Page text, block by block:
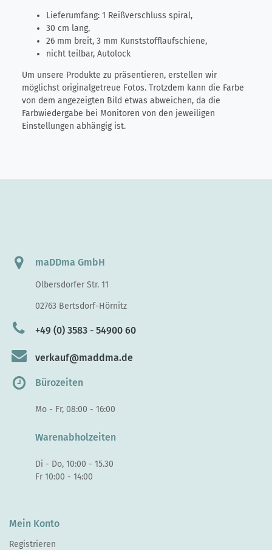
Lieferumfang: 1 Reißverschluss spiral,
30 cm lang,
26 mm breit, 3 mm Kunststofflaufschiene,
nicht teilbar, Autolock
Um unsere Produkte zu präsentieren, erstellen wir
möglichst originalgetreue Fotos. Trotzdem kann die Farbe
von dem angezeigten Bild etwas abweichen, da die
Farbwiedergabe bei Monitoren von den jeweiligen
Einstellungen abhängig ist.
maDDma GmbH
Olbersdorfer Str. 11
02763 Bertsdorf-Hörnitz
+49 (0) 3583 - 54900 60
verkauf@maddma.de
Bürozeiten
Mo - Fr, 08:00 - 16:00
Warenabholzeiten
Di - Do, 10:00 - 15.30
Fr 10:00 - 14:00
Mein Konto
Registrieren